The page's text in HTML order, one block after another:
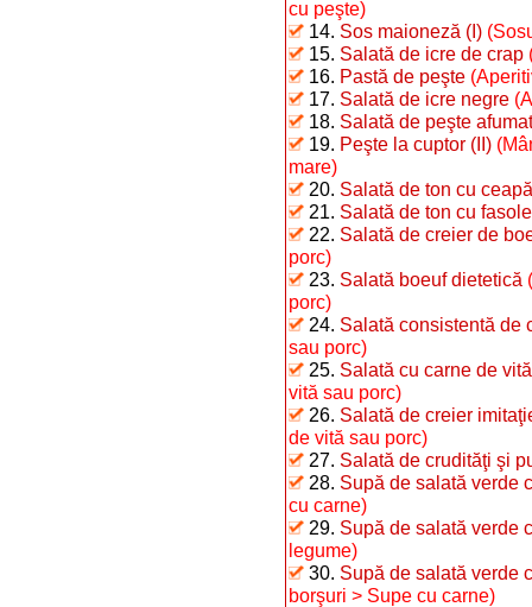
cu peşte)
14. Sos maioneză (I)
15. Salată de icre de crap
16. Pastă de peşte
17. Salată de icre negre
18. Salată de peşte
19. Peşte la cuptor (II)
mare)
20. Salată de ton cu ceapă
21. Salată de ton cu
22. Salată de creier de
porc)
23. Salată boeuf dietetică
porc)
24. Salată consistentă de
sau porc)
25. Salată cu carne de
vită sau porc)
26. Salată de creier
de vită sau porc)
27. Salată de crudităţi şi
28. Supă de salată verde
cu carne)
29. Supă de salată verde
legume)
30. Supă de salată verde
borşuri > Supe cu carne)